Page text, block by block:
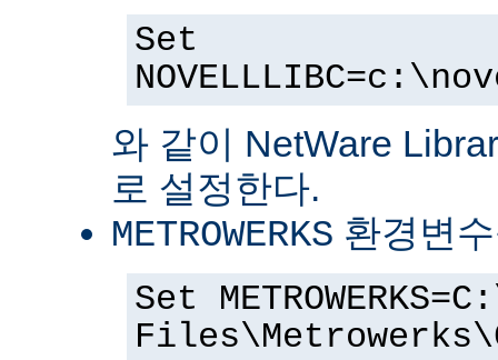
Set
와 같이 NetWare
로 설정한다.
METROWERKS 환경변
Set